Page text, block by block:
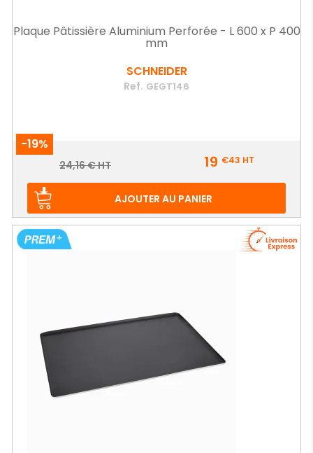
Plaque Pâtissière Aluminium Perforée - L 600 x P 400
mm
SCHNEIDER
Ref. GEGT146
-19%
Prix
Prix
24,16 € HT 19 €43 HT
AJOUTER AU PANIER